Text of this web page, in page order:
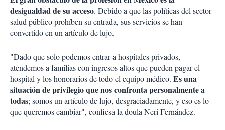
desigualdad de su acceso. Debido a que las políticas del sector
salud público prohíben su entrada, sus servicios se han
convertido en un artículo de lujo.
"Dado que solo podemos entrar a hospitales privados,
atendemos a familias con ingresos altos que pueden pagar el
hospital y los honorarios de todo el equipo médico. Es una
situación de privilegio que nos confronta personalmente a
todas; somos un artículo de lujo, desgraciadamente, y eso es lo
que queremos cambiar", confiesa la doula Neri Fernández.